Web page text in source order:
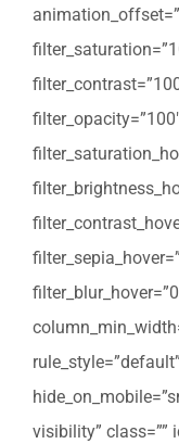
visibility” class=””